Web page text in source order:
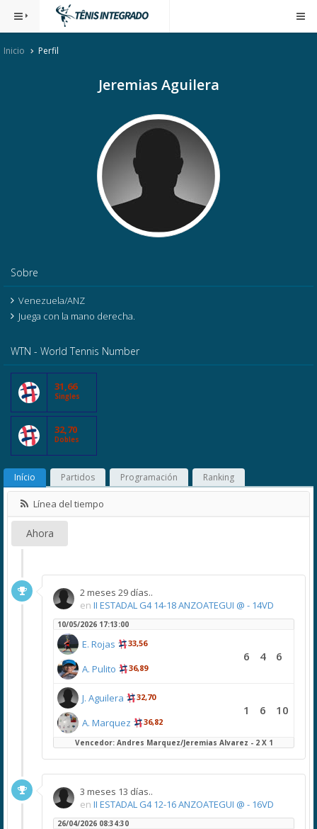
Inicio Perfil
Jeremias Aguilera
Sobre
Venezuela/ANZ
Juega con la mano derecha.
WTN - World Tennis Number
31,66
Singles
32,70
Dobles
Início Partidos Programación Ranking
Línea del tiempo
Ahora
2 meses 29 días..
en II ESTADAL G4 14-18 ANZOATEGUI @ - 14VD
10/05/2026 17:13:00
E. Rojas 33,56
A. Pulito 36,89
6 4 6
J. Aguilera 32,70
A. Marquez 36,82
1 6 10
Vencedor: Andres Marquez/Jeremias Alvarez - 2 X 1
3 meses 13 días..
en II ESTADAL G4 12-16 ANZOATEGUI @ - 16VD
26/04/2026 08:34:30